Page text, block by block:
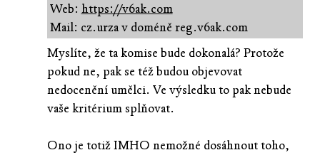
Web: https://v6ak.com
Mail: cz.urza v doméně reg.v6ak.com
Myslíte, že ta komise bude dokonalá? Protože
pokud ne, pak se též budou objevovat
nedocenění umělci. Ve výsledku to pak nebude
vaše kritérium splňovat.
Ono je totiž IMHO nemožné dosáhnout toho,